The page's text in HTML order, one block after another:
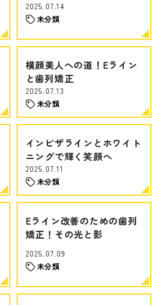
2025.07.14
未分類
横顔美人への道！Eライン
と歯列矯正
2025.07.13
未分類
インビザラインとホワイト
ニングで輝く笑顔へ
2025.07.11
未分類
Eライン改善のための歯列
矯正！その光と影
2025.07.09
未分類